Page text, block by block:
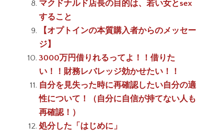
マクドナルド店長の目的は、若い女とsex
すること
【オプトインの本質購入者からのメッセー
ジ】
3000万円借りれるってよ！！借りた
い！！財務レバレッジ効かせたい！！
自分を見失った時に再確認したい自分の適
性について！（自分に自信が持てない人も
再確認！）
処分した「はじめに」